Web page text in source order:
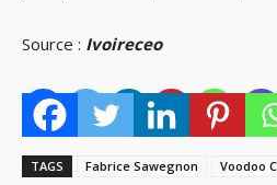
Source : Ivoireceo
TAGS Fabrice Sawegnon Voodoo